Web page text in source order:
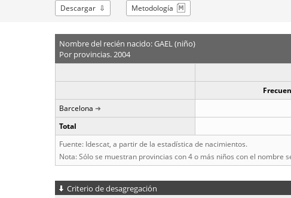
Descargar Metodología
Nombre del recién nacido: GAEL (niño)
Por provincias. 2004
Barcelona
Total
Fuente: Idescat, a partir de la estadística de nacimientos.
Nota: Sólo se muestran provincias con 4 o más niños con el nombre
Criterio de desagregación